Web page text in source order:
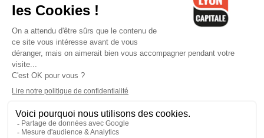
Contactez-nous-Mentions légales-CGV-Politique de
confidentialité-Gestion des cookies